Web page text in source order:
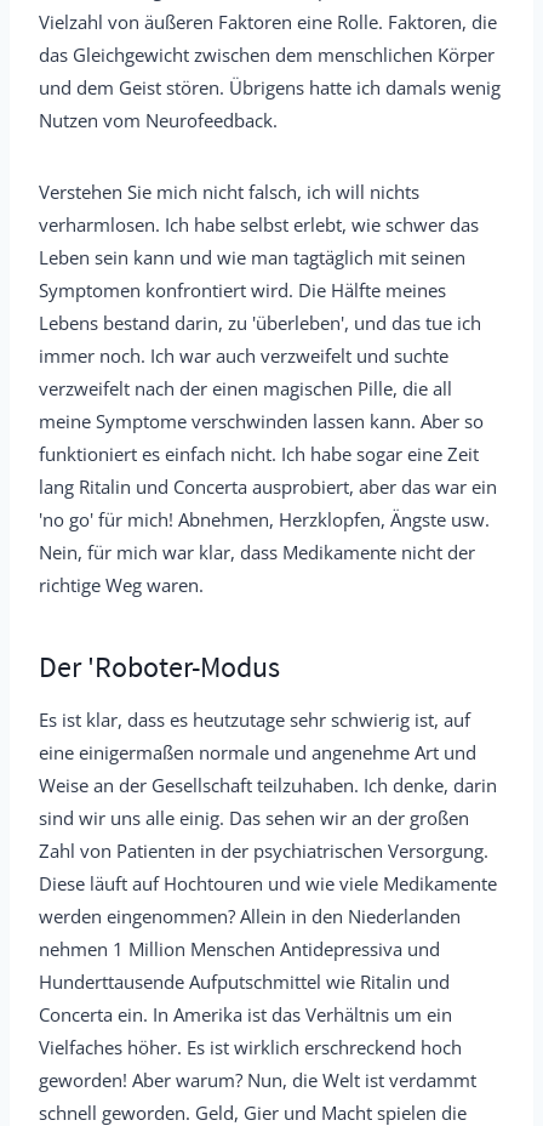
Vielzahl von äußeren Faktoren eine Rolle. Faktoren, die
das Gleichgewicht zwischen dem menschlichen Körper
und dem Geist stören. Übrigens hatte ich damals wenig
Nutzen vom Neurofeedback.
Verstehen Sie mich nicht falsch, ich will nichts
verharmlosen. Ich habe selbst erlebt, wie schwer das
Leben sein kann und wie man tagtäglich mit seinen
Symptomen konfrontiert wird. Die Hälfte meines
Lebens bestand darin, zu 'überleben', und das tue ich
immer noch. Ich war auch verzweifelt und suchte
verzweifelt nach der einen magischen Pille, die all
meine Symptome verschwinden lassen kann. Aber so
funktioniert es einfach nicht. Ich habe sogar eine Zeit
lang Ritalin und Concerta ausprobiert, aber das war ein
'no go' für mich! Abnehmen, Herzklopfen, Ängste usw.
Nein, für mich war klar, dass Medikamente nicht der
richtige Weg waren.
Der 'Roboter-Modus
Es ist klar, dass es heutzutage sehr schwierig ist, auf
eine einigermaßen normale und angenehme Art und
Weise an der Gesellschaft teilzuhaben. Ich denke, darin
sind wir uns alle einig. Das sehen wir an der großen
Zahl von Patienten in der psychiatrischen Versorgung.
Diese läuft auf Hochtouren und wie viele Medikamente
werden eingenommen? Allein in den Niederlanden
nehmen 1 Million Menschen Antidepressiva und
Hunderttausende Aufputschmittel wie Ritalin und
Concerta ein. In Amerika ist das Verhältnis um ein
Vielfaches höher. Es ist wirklich erschreckend hoch
geworden! Aber warum? Nun, die Welt ist verdammt
schnell geworden. Geld, Gier und Macht spielen die